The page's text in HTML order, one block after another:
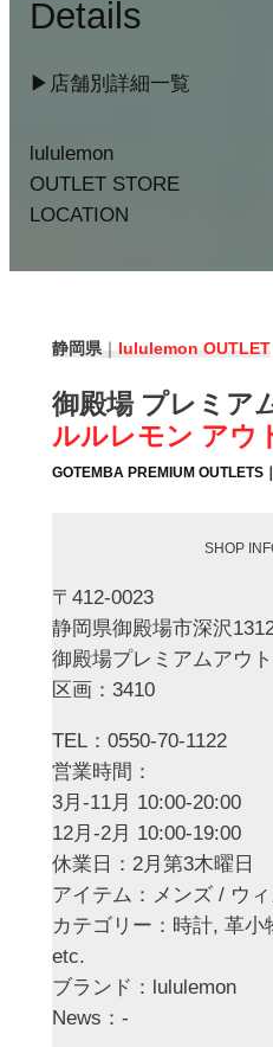
Details
▶︎店舗別詳細一覧
lululemon
OUTLET STORE
LOCATION
静岡県｜ lululemon OUTLET
御殿場 プレミア
ルルレモン アウ
GOTEMBA PREMIUM OUTLETS
SHOP
〒412-0023
静岡県御殿場市深沢
御殿場プレミアムアウ
区画：3410
TEL：0550-70-1122
営業時間：
3月-11月 10:00-20:00
12月-2月 10:00-19:00
休業日：2月第3木曜日
アイテム：メンズ / ウ
カテゴリー：時計, 革
etc.
ブランド：lululemon
News：-